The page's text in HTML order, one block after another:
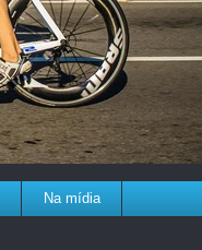
Na mídia